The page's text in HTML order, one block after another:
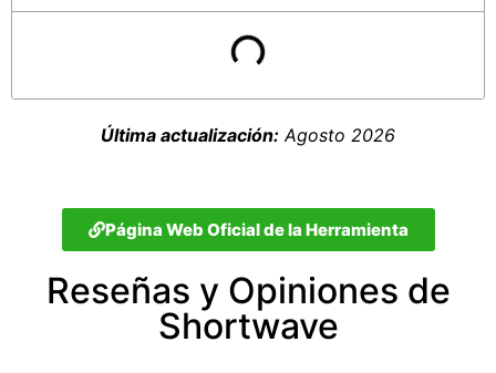
Última actualización: Agosto 2026
Página Web Oficial de la Herramienta
Reseñas y Opiniones de
Shortwave